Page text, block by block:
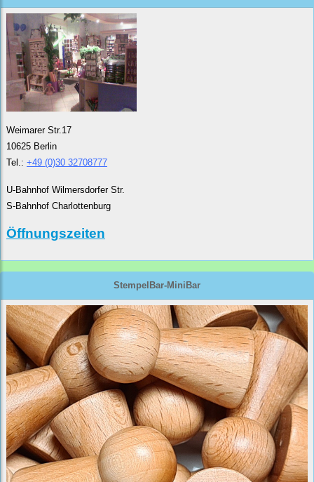
Weimarer Str.17
10625 Berlin
Tel.: +49 (0)30 32708777
U-Bahnhof Wilmersdorfer Str.
S-Bahnhof Charlottenburg
Öffnungszeiten
StempelBar-MiniBar